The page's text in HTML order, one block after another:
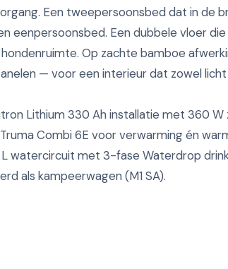
Een tweepersoonsbed dat in de
eenpersoonsbed. Een dubbele vloer
Op zachte bamboe
— voor een interieur dat zowel licht
Lithium 330 Ah installatie met 360 W
Combi 6E voor verwarming én
L watercircuit met 3-fase Waterdrop
als kampeerwagen (M1 SA).